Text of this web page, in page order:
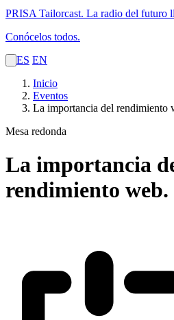
PRISA Tailorcast. La radio del futuro
Conócelos todos.
ES EN
Inicio
Eventos
La importancia del rendimiento
Mesa redonda
La importancia
rendimiento web.